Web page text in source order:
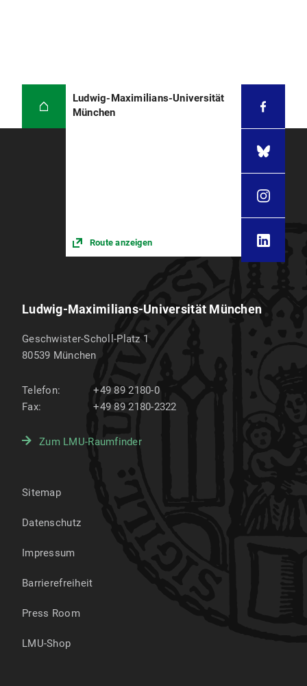
Ludwig-Maximilians-Universität
München
Route anzeigen
Ludwig-Maximilians-Universität München
Geschwister-Scholl-Platz 1
80539 München
Telefon:
+49 89 2180-0
Fax:
+49 89 2180-2322
Zum LMU-Raumfinder
Sitemap
Datenschutz
Impressum
Barrierefreiheit
Press Room
LMU-Shop